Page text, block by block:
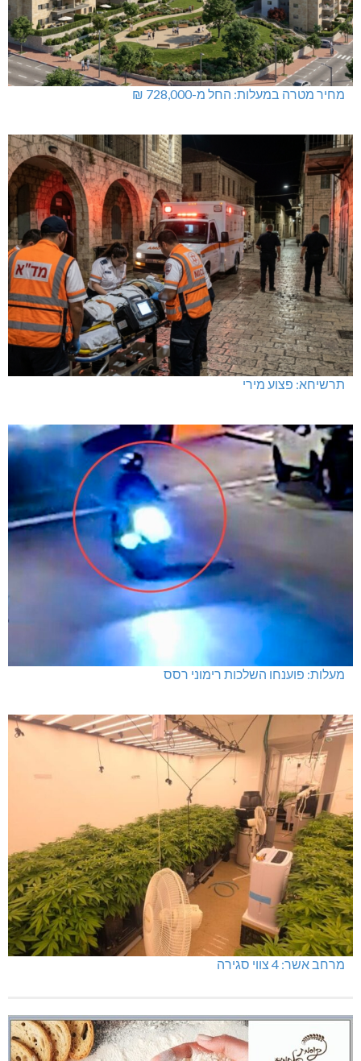
מחיר מטרה במעלות: החל מ-728,000 ₪
תרשיחא: פצוע מירי
מעלות: פוענחו השלכות רימוני רסס
מרחב אשר: 4 צווי סגירה